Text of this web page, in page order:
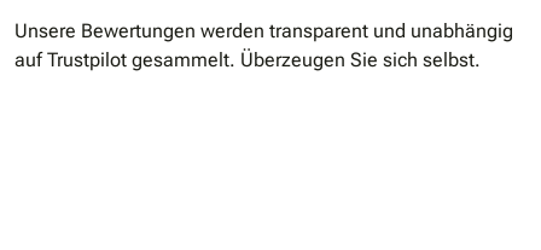
Unsere Bewertungen werden transparent und unabhängig
auf Trustpilot gesammelt. Überzeugen Sie sich selbst.